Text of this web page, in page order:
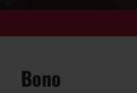
Bono